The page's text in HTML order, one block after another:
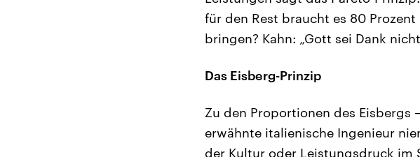
für den Rest braucht es 80
bringen? Kahn: „Gott sei Dank
Das Eisberg-Prinzip
Zu den Proportionen des Eisbergs
erwähnte italienische Ingenieur
der Kultur oder Leistungsdruck